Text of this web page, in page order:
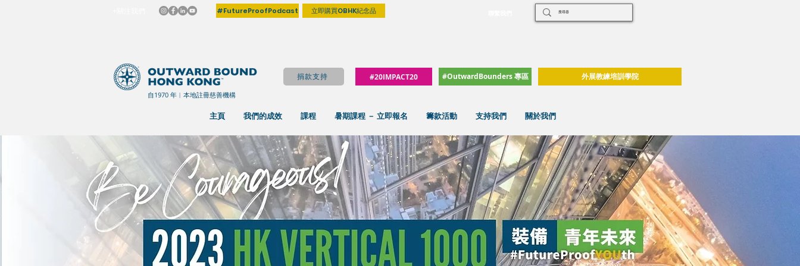
#FutureProofPodcast 立即購買OBHK紀念品
捐款支持 #20IMPACT20 #OutwardBounders 專區 外展教練培訓學院
自1970 年︳本地註冊慈善機構
主頁 我們的成效 課程 暑期課程 － 立即報名 籌款活動 支持我們 關於我們